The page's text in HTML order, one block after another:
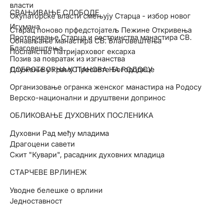
власти
Окупаторске власти смењују Старца - избор новог
Игумана
Протеривање Старца и сестринства манастира СВ.
Благовештења
Позив за повратак из изгнанства
Служење у храму Пресвете Богородице
СВАЊИВАЊЕ СЛОБОДЕ
Старац поново прфедстојатељ Пежине Откривења
Обнављање манастира СВ. Благовештења
Посланство Патријарховог ексарха
ДОБРОТВОРНА УСТАНОВА НА РОДОСУ
Организовање огранка женског манастира на Родосу
Верско-национални и друштвени допринос
ОБЛИКОВАЊЕ ДУХОВНИХ ПОСЛЕНИКА
Духовни Рад међу младима
Драгоцени савети
Скит "Кувари", расадник духовних младица
СТАРЧЕВЕ ВРЛИНЕЖ
Уводне белешке о врлини
Једноставност